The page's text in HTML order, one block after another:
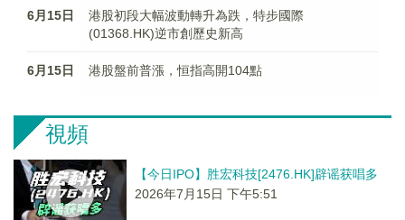
6月15日
港股初段大幅波動轉升為跌，特步國際
(01368.HK)逆市創歷史新高
6月15日 港股盤前普漲，恒指高開104點
視頻
【今日IPO】胜宏科技[2476.HK]辟谣获唱多
2026年7月15日 下午5:51